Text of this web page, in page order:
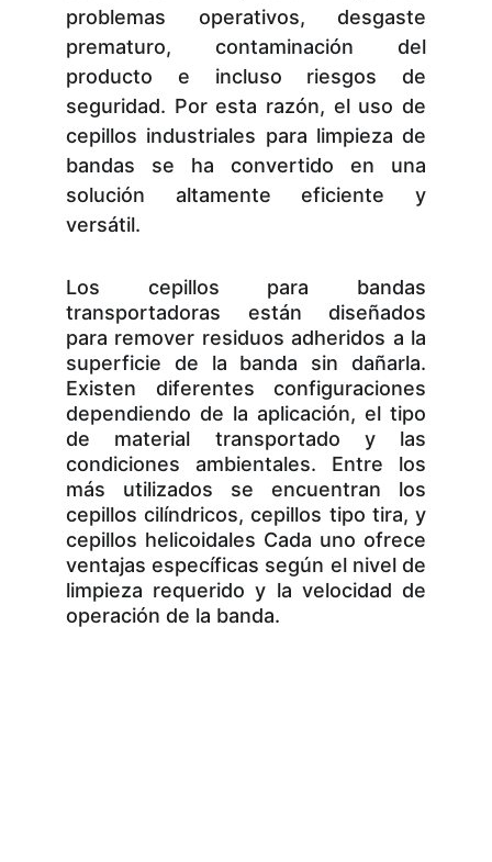
problemas operativos, desgaste
prematuro, contaminación del
producto e incluso riesgos de
seguridad. Por esta razón, el uso de
cepillos industriales para limpieza de
bandas se ha convertido en una
solución altamente eficiente y
versátil.
Los cepillos para bandas
transportadoras están diseñados
para remover residuos adheridos a la
superficie de la banda sin dañarla.
Existen diferentes configuraciones
dependiendo de la aplicación, el tipo
de material transportado y las
condiciones ambientales. Entre los
más utilizados se encuentran los
cepillos cilíndricos, cepillos tipo tira, y
cepillos helicoidales Cada uno ofrece
ventajas específicas según el nivel de
limpieza requerido y la velocidad de
operación de la banda.